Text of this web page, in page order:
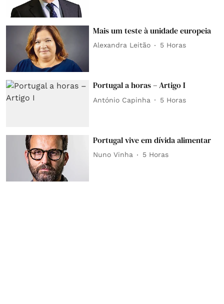
Mais um teste à unidade europeia
Alexandra Leitão 5 Horas
Portugal a horas – Artigo I
António Capinha 5 Horas
Portugal vive em dívida alimentar
Nuno Vinha 5 Horas